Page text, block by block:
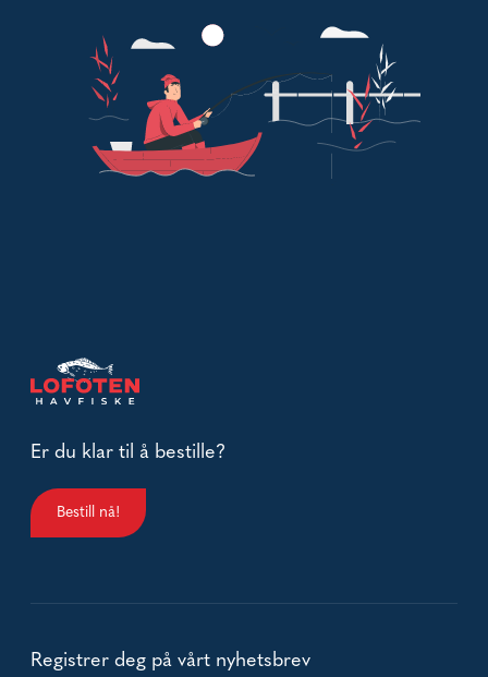
Er du klar til å bestille?
Bestill nå!
Registrer deg på vårt nyhetsbrev